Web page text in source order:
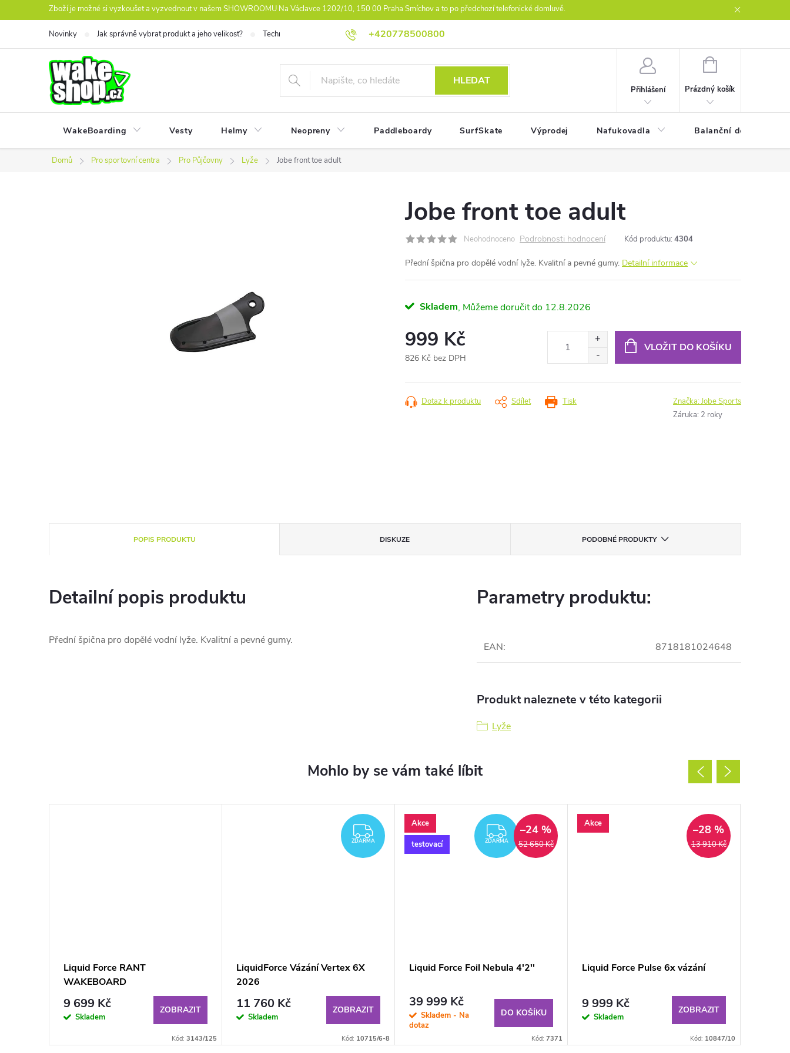
na
Zboží je možné si vyzkoušet a vyzvednout v našem SHOWROOMU Na Václavce 1202/10, 150 00 Praha Smíchov a to po předchozí telefonické domluvě.
+420778500800
Novinky Jak správně vybrat produkt a jeho velikost? Technologie Athlet Driven Inovation Práva z vad reklamace
HLEDAT
Přihlášení
NÁKUPNÍ
Prázdný košík
WakeBoarding Vesty Helmy Neopreny Paddleboardy SurfSkate Výprodej Nafukovadla Balanční desky
Domů Pro sportovní centra Pro Půjčovny Lyže Jobe front toe adult
Jobe front toe adult
Neohodnoceno Podrobnosti hodnocení Kód produktu: 4304
Přední špična pro dopělé vodní lyže. Kvalitní a pevné gumy. Detailní informace
Skladem 12.8.2026
999 Kč
826 Kč bez DPH
cena:
VLOŽIT DO KOŠÍKU
Tisk
Dotaz k produktu Sdílet Značka:Jobe Sports
Záruka: 2 roky
POPIS PRODUKTU DISKUZE PODOBNÉ PRODUKTY
Detailní popis produktu
Přední špična pro dopělé vodní lyže. Kvalitní a pevné gumy.
Parametry produktu:
EAN: 8718181024648
Produkt naleznete v této kategorii
Lyže
Liquid Force RANT
WAKEBOARD
9 699 Kč
Skladem
ZOBRAZIT
Kód: 3143/125
ZDARMA
ZDARMA
LiquidForce Vázání Vertex 6X
2026
11 760 Kč
Skladem
ZOBRAZIT
Kód: 10715/6-8
Akce
testovací
ZDARMA
ZDARMA 52 650 Kč
–24 %
Liquid Force Foil Nebula 4'2''
39 999 Kč
Skladem - Na
dotaz
DO KOŠÍKU
Kód: 7371
Akce
13 910 Kč
–28 %
Liquid Force Pulse 6x vázání
9 999 Kč
Skladem
ZOBRAZIT
Kód: 10847/10